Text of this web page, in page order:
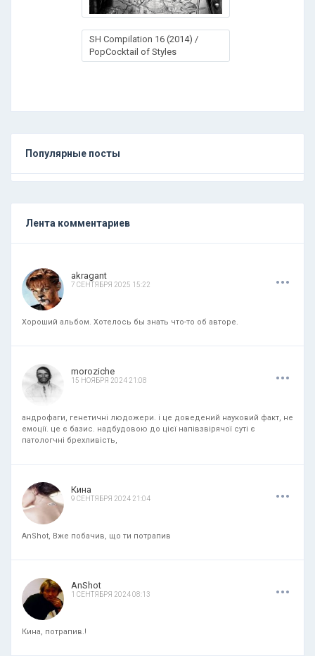
SH Compilation 16 (2014) /
PopCocktail of Styles
Популярные посты
Лента комментариев
akragant
7 СЕНТЯБРЯ 2025 15:22 ...
Хороший альбом. Хотелось бы знать что-то об авторе.
moroziche
15 НОЯБРЯ 2024 21:08 ...
андрофаги, генетичні людожери. і це доведений науковий факт, не
емоції. це є базис. надбудовою до цієї напівзвірячої суті є
патологчні брехливість,
Кина
9 СЕНТЯБРЯ 2024 21:04 ...
AnShot, Вже побачив, що ти потрапив
AnShot
1 СЕНТЯБРЯ 2024 08:13 ...
Кина, потрапив.!